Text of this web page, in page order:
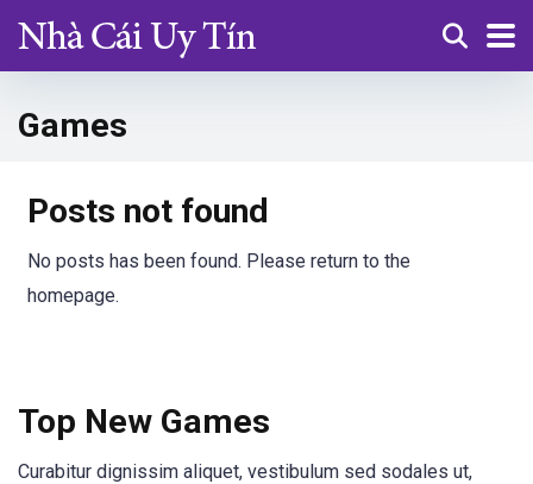
Games
Posts not found
No posts has been found. Please return to the
homepage.
Top New Games
Curabitur dignissim aliquet, vestibulum sed sodales ut,